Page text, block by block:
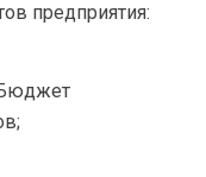
предприятия: